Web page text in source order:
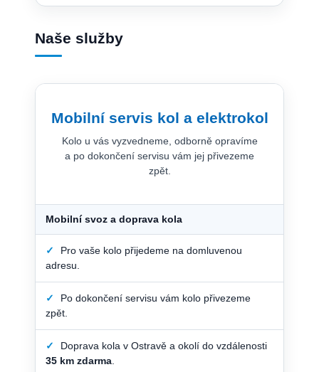
Naše služby
Mobilní servis kol a elektrokol
Kolo u vás vyzvedneme, odborně opravíme
a po dokončení servisu vám jej přivezeme
zpět.
Mobilní svoz a doprava kola
✓
Pro vaše kolo přijedeme na domluvenou
adresu.
✓
Po dokončení servisu vám kolo přivezeme
zpět.
✓
Doprava kola v Ostravě a okolí do vzdálenosti
35 km zdarma